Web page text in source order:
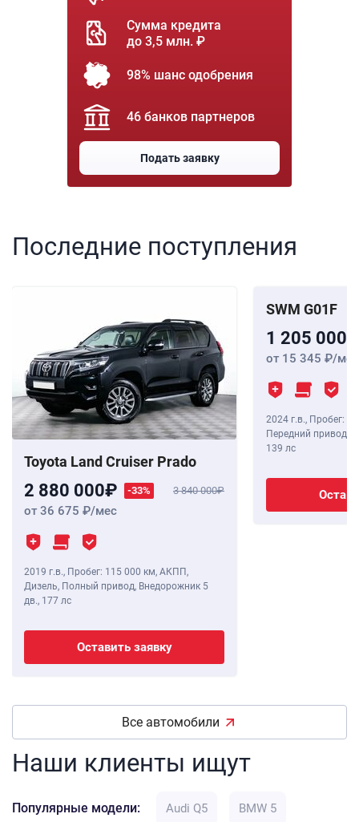
Сумма кредита
до 3,5 млн. ₽
98% шанс одобрения
46 банков партнеров
Подать заявку
Последние поступления
Toyota Land Cruiser Prado
2 880 000 -33% 3 840 000
от 36 675 /мес
2019 г.в., Пробег: 115 000 км, АКПП,
Дизель, Полный привод, Внедорожник 5
дв., 177 лс
Оставить заявку
SWM G01F
1 205 000
от 15 345 /мес
2024 г.в., Пробег: 8
Передний привод,
139 лс
Все автомобили
Наши клиенты ищут
Популярные модели: Audi Q5 BMW 5